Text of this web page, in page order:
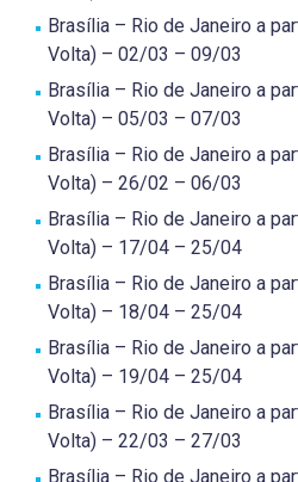
Brasília – Rio de Janeiro a
Volta) – 02/03 – 09/03
Brasília – Rio de Janeiro a
Volta) – 05/03 – 07/03
Brasília – Rio de Janeiro a
Volta) – 26/02 – 06/03
Brasília – Rio de Janeiro a
Volta) – 17/04 – 25/04
Brasília – Rio de Janeiro a
Volta) – 18/04 – 25/04
Brasília – Rio de Janeiro a
Volta) – 19/04 – 25/04
Brasília – Rio de Janeiro a
Volta) – 22/03 – 27/03
Brasília – Rio de Janeiro a